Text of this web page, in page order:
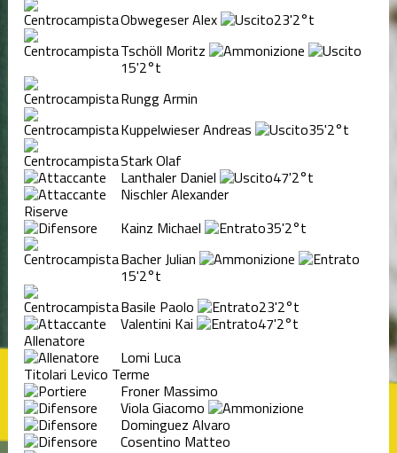
Obwegeser Alex
23'2°t
Tschöll Moritz
15'2°t
Rungg Armin
Kuppelwieser Andreas
35'2°t
Stark Olaf
Lanthaler Daniel 47'2°t
Nischler Alexander
Riserve
Kainz Michael 35'2°t
Bacher Julian
15'2°t
Basile Paolo
23'2°t
Valentini Kai 47'2°t
Allenatore
Lomi Luca
Titolari Levico Terme
Froner Massimo
Viola Giacomo
Dominguez Alvaro
Cosentino Matteo